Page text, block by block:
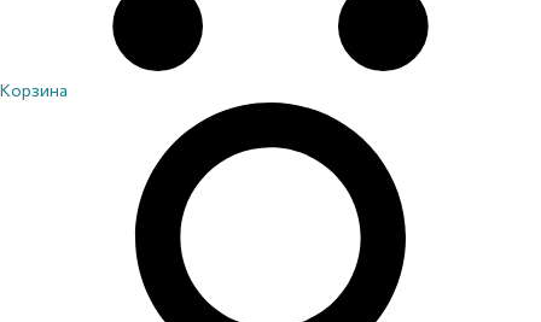
Корзина